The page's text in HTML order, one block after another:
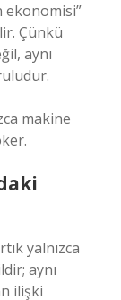
ekonomisi”
Çünkü
aynı
makine
yalnızca
aynı
ilişki